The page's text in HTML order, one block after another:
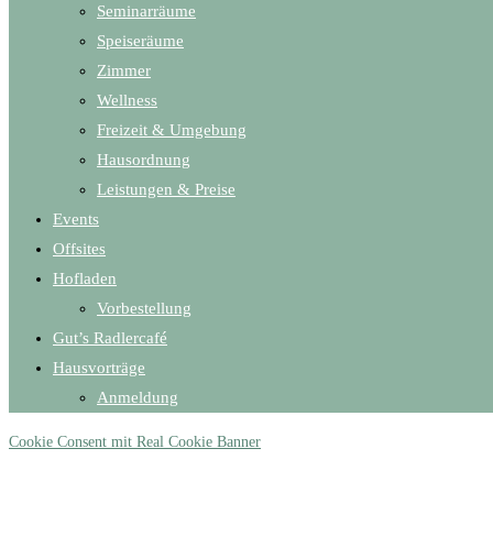
Seminarräume
Speiseräume
Zimmer
Wellness
Freizeit & Umgebung
Hausordnung
Leistungen & Preise
Events
Offsites
Hofladen
Vorbestellung
Gut’s Radlercafé
Hausvorträge
Anmeldung
Cookie Consent mit Real Cookie Banner